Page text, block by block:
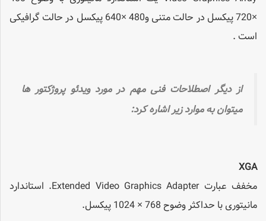
×720 پیکسل در حالت متنی و480 ×640 پیکسل در حالت گرافیکی
است .
از دیگر اصطلاحات فنی مهم در مورد ویدئو پروژکتور ها
میتوان به موارد زیر اشاره کرد:
XGA
مخفف عبارت Extended Video Graphics Adapter. استاندارد
مانیتوری با حداکثر وضوح 768 × 1024 پیکسل.